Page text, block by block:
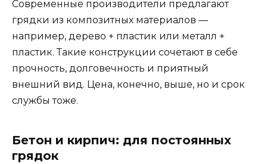
Современные производители предлагают
грядки из композитных материалов —
например, дерево + пластик или металл +
пластик. Такие конструкции сочетают в себе
прочность, долговечность и приятный
внешний вид. Цена, конечно, выше, но и срок
службы тоже.
Бетон и кирпич: для постоянных
грядок